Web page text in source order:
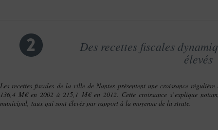
2
Des recettes fiscales
élevés
Les recettes fiscales de la ville de Nantes présentent une croissance
136,4 M€ en 2002 à 215,1 M€ en 2012. Cette croissance s’explique
municipal, taux qui sont élevés par rapport à la moyenne de la strate.